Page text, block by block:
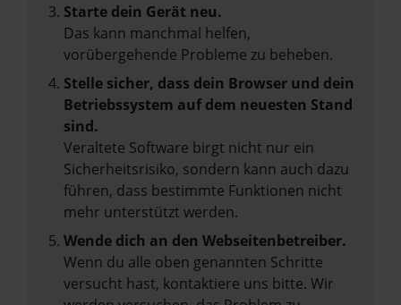
Starte dein Gerät neu.
Das kann manchmal helfen,
vorübergehende Probleme zu beheben.
Stelle sicher, dass dein Browser und dein
Betriebssystem auf dem neuesten Stand
sind.
Veraltete Software birgt nicht nur ein
Sicherheitsrisiko, sondern kann auch dazu
führen, dass bestimmte Funktionen nicht
mehr unterstützt werden.
Wende dich an den Webseitenbetreiber.
Wenn du alle oben genannten Schritte
versucht hast, kontaktiere uns bitte. Wir